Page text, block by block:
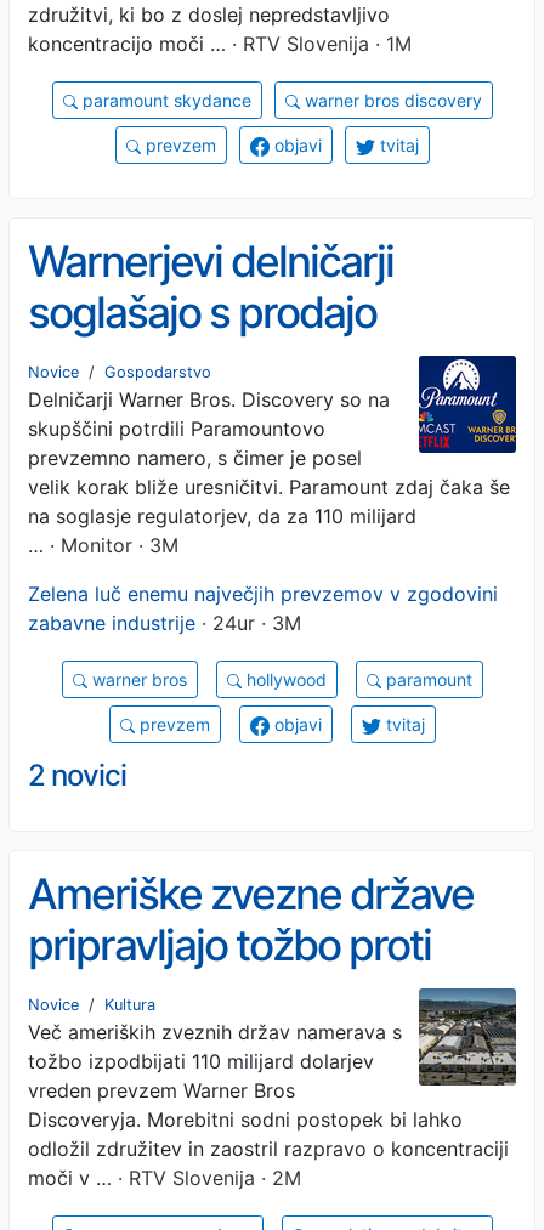
združitvi, ki bo z doslej nepredstavljivo
koncentracijo moči … · RTV Slovenija · 1M
paramount skydance warner bros discovery
prevzem objavi tvitaj
Warnerjevi delničarji
soglašajo s prodajo
Paramountu
Novice / Gospodarstvo
Delničarji Warner Bros. Discovery so na
skupščini potrdili Paramountovo
prevzemno namero, s čimer je posel
velik korak bliže uresničitvi. Paramount zdaj čaka še
na soglasje regulatorjev, da za 110 milijard
… · Monitor · 3M
Zelena luč enemu največjih prevzemov v zgodovini
zabavne industrije · 24ur · 3M
warner bros hollywood paramount
prevzem objavi tvitaj
2 novici
Ameriške zvezne države
pripravljajo tožbo proti
Paramountovemu
prevzemu Warner Brosa
Novice / Kultura
Več ameriških zveznih držav namerava s
tožbo izpodbijati 110 milijard dolarjev
vreden prevzem Warner Bros
Discoveryja. Morebitni sodni postopek bi lahko
odložil združitev in zaostril razpravo o koncentraciji
moči v … · RTV Slovenija · 2M